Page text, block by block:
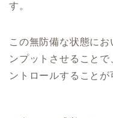
す。
この無防備な状態に
ンプットさせること
ントロールすることが